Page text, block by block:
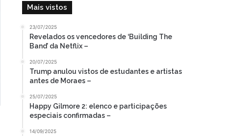
Mais vistos
23/07/2025
Revelados os vencedores de ‘Building The
Band’ da Netflix –
20/07/2025
Trump anulou vistos de estudantes e artistas
antes de Moraes –
25/07/2025
Happy Gilmore 2: elenco e participações
especiais confirmadas –
14/09/2025